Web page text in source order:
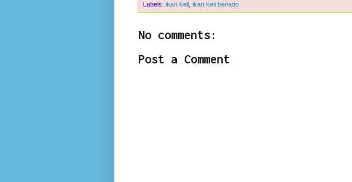
Labels: ikan keli ikan keli berlado
No comments:
Post a Comment